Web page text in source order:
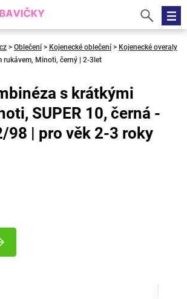
> Oblečení > Kojenecké oblečení > Kojenecké overaly
rukávem, Minoti, černý | 2-3let
s krátkými
SUPER 10, černá -
98 | pro věk 2-3 roky